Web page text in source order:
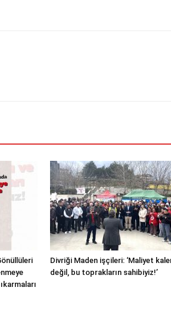
Divriği Maden işçileri: ‘Maliyet
değil, bu toprakların sahibiyiz!’